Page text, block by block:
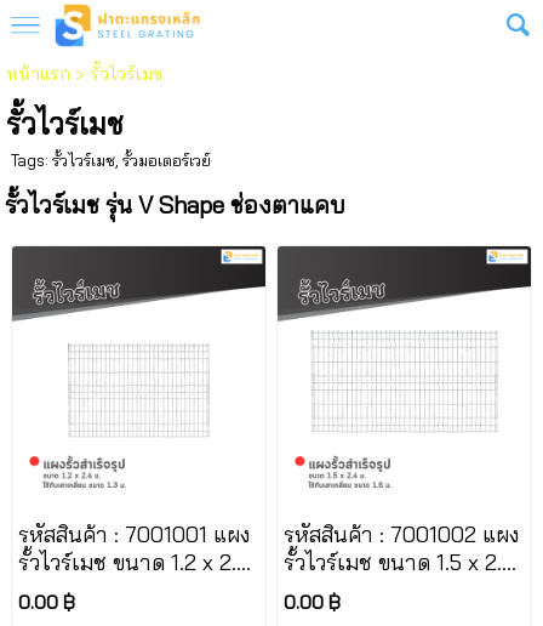
หน้าแรก > รั้วไวร์เมช
รั้วไวร์เมช
Tags: รั้วไวร์เมช, รั้วมอเตอร์เวย์
รั้วไวร์เมช รุ่น V Shape ช่องตาแคบ
รหัสสินค้า : 7001001 แผง
รั้วไวร์เมช ขนาด 1.2 x 2.4
m.
0.00 ฿
รหัสสินค้า : 7001002 แผง
รั้วไวร์เมช ขนาด 1.5 x 2.4
m.
0.00 ฿